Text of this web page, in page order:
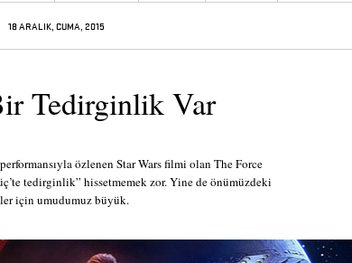
18 ARALIK, CUMA, 2015
Tedirginlik Var
özlenen Star Wars filmi olan The Force
tedirginlik” hissetmemek zor. Yine de önümüzdeki
için umudumuz büyük.